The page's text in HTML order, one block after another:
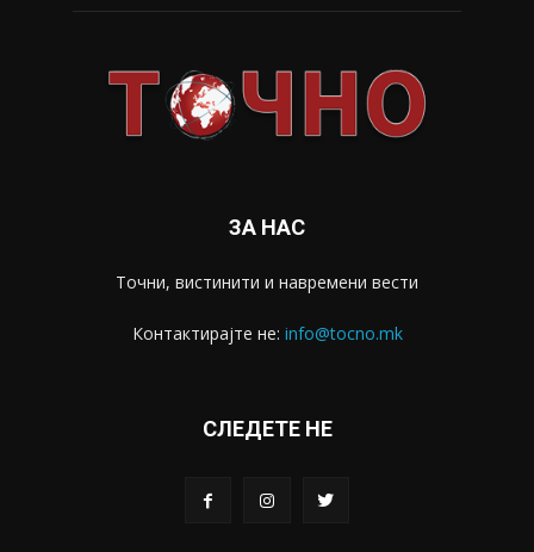
ЗА НАС
Точни, вистинити и навремени вести
Контактирајте не: info@tocno.mk
СЛЕДЕТЕ НЕ